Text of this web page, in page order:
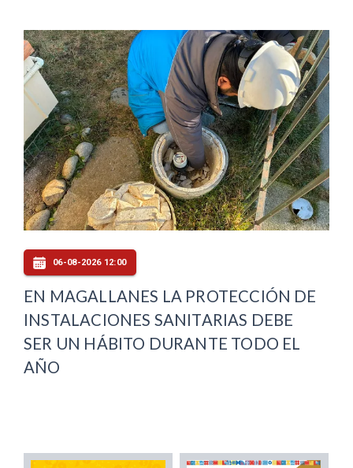
06-08-2026 12:00
EN MAGALLANES LA PROTECCIÓN DE
INSTALACIONES SANITARIAS DEBE
SER UN HÁBITO DURANTE TODO EL
AÑO